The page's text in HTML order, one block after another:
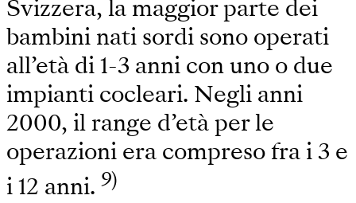
Svizzera, la maggior parte dei
bambini nati sordi sono operati
all’età di 1-3 anni con uno o due
impianti cocleari. Negli anni
2000, il range d’età per le
operazioni era compreso fra i 3 e
i 12 anni. 9)